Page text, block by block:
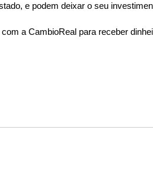
e podem deixar o seu
a CambioReal para receber